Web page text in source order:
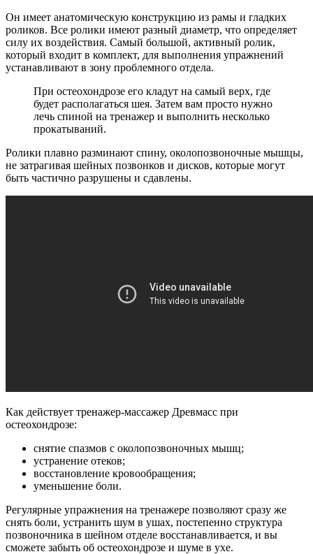
Он имеет анатомическую конструкцию из рамы и гладких
роликов. Все ролики имеют разный диаметр, что определяет
силу их воздействия. Самый большой, активный ролик,
который входит в комплект, для выполнения упражнений
устанавливают в зону проблемного отдела.
При остеохондрозе его кладут на самый верх, где
будет располагаться шея. Затем вам просто нужно
лечь спиной на тренажер и выполнить несколько
прокатываний.
Ролики плавно разминают спину, околопозвоночные мышцы,
не затрагивая шейных позвонков и дисков, которые могут
быть частично разрушены и сдавлены.
Как действует тренажер-массажер Древмасс при
остеохондрозе:
снятие спазмов с околопозвоночных мышц;
устранение отеков;
восстановление кровообращения;
уменьшение боли.
Регулярные упражнения на тренажере позволяют сразу же
снять боли, устранить шум в ушах, постепенно структура
позвоночника в шейном отделе восстанавливается, и вы
сможете забыть об остеохондрозе и шуме в ухе.